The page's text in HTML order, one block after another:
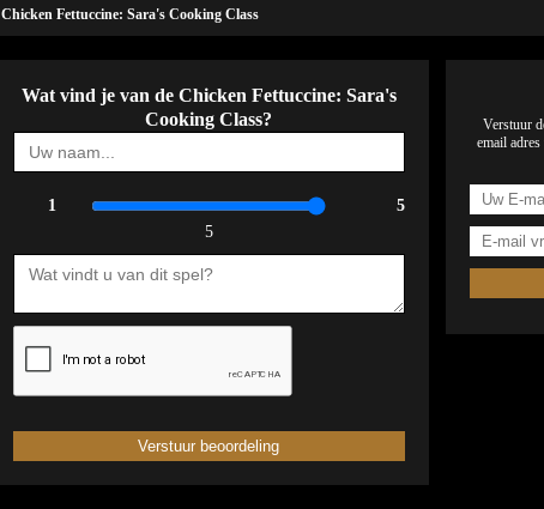
Chicken Fettuccine: Sara's Cooking Class
Wat vind je van de Chicken Fettuccine: Sara's
Cooking Class?
1
5
5
Verstuur
email